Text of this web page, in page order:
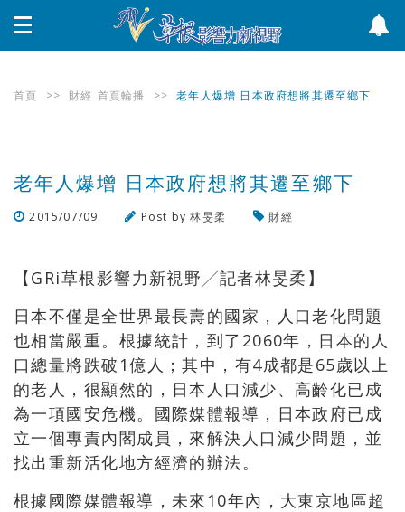
首頁 >> 財經 首頁輪播 >> 老年人爆增 日本政府想將其遷至鄉下
老年人爆增 日本政府想將其遷至鄉下
2015/07/09 Post by林旻柔
財經
【GRi草根影響力新視野╱記者林旻柔】
日本不僅是全世界最長壽的國家，人口老化問題
也相當嚴重。根據統計，到了2060年，日本的人
口總量將跌破1億人；其中，有4成都是65歲以上
的老人，很顯然的，日本人口減少、高齡化已成
為一項國安危機。國際媒體報導，日本政府已成
立一個專責內閣成員，來解決人口減少問題，並
找出重新活化地方經濟的辦法。
根據國際媒體報導，未來10年內，大東京地區超